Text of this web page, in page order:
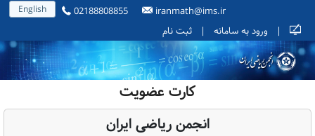
English 02188808855
iranmath@ims.ir
|
ورود به سامانه | ثبت نام
کارت عضویت
انجمن ریاضی ایران